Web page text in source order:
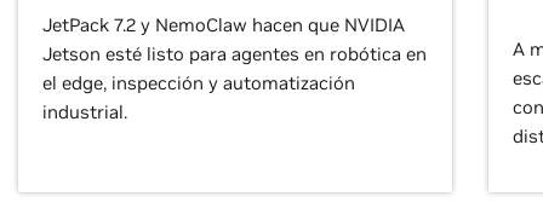
JetPack 7.2 y NemoClaw hacen que NVIDIA
Jetson esté listo para agentes en robótica en
el edge, inspección y automatización
industrial.
A